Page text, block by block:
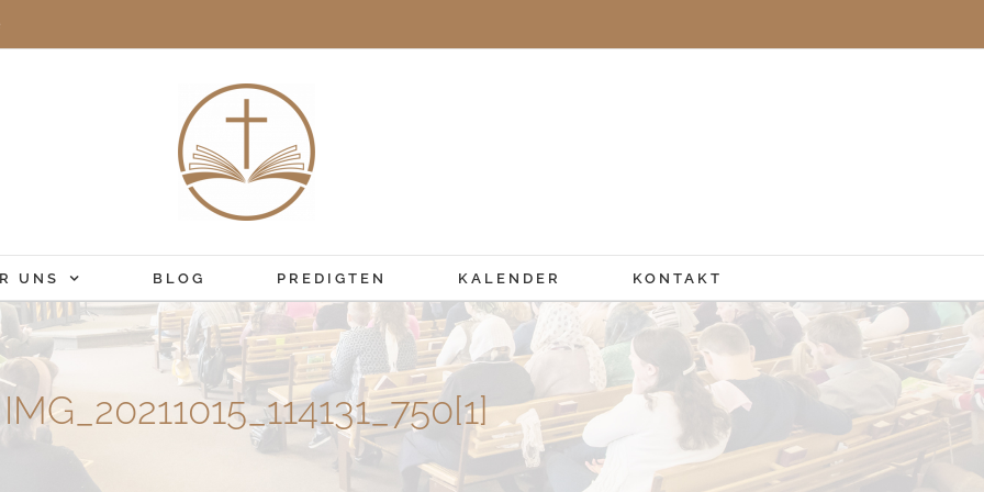
UNS BLOG PREDIGTEN KALENDER KONTAKT
IMG_20211015_114131_750[1]